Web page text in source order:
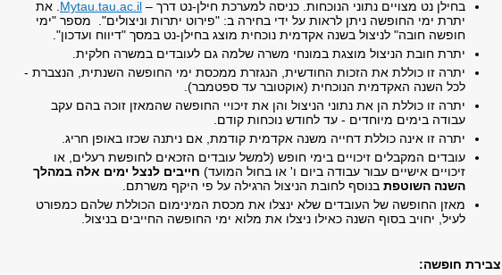
בחילן נט מצויים נתוני הנוכחות. כניסה למערכת חילן-נט דרך – Mytau.tau.ac.il . את
יתרת ימי החופשה ניתן לראות על ידי בחירה ב: "פירוט יתרות וניצולים". מספר "ימי
חופשה חובה" לניצול בשנה אקדמית נוכחית מוצג בחילן-נט במסך "דיווח ועדכון".
יתרת חובת הניצול מוצגת במונחי משרה שלמה גם לעובדים במשרה חלקית.
יתרה זו כוללת את הזכות החודשית, הנגזרת ממכסת ימי החופשה השנתית, הנצברת -
לכל השנה האקדמית הנוכחית (אוקטובר עד ספטמבר).
יתרה זו כוללת הן את נתוני הניצול והן את זיכויי החופשה שהמאזן זוכה בהם עקב
עבודה בימים מיוחדים - עד לחודש נוכחות קודם.
יתרה זו אינה כוללת דחייה משנה אקדמית קודמת, אם ניתנה שכזו באופן חריג.
עובדים המקבלים זיכויים בימי חופש (למשל עובדים הזכאים לחופשת רעלים, או
זיכויים אישיים עבור עבודה ביום ו' או בחול המועד) חייבים לנצל ימים אלה במהלך
השנה השוטפת בנוסף לחובת הניצול הרגילה על פי היקף משרתם.
​מאזן החופשה של העובדים שלא ינצלו את מכסת המינימום הכוללת שלהם כמפורט
לעיל, יחויב בסוף השנה כאילו ניצלו את מלוא ימי החופשה החייבים בניצול.
צבירת חופשה: